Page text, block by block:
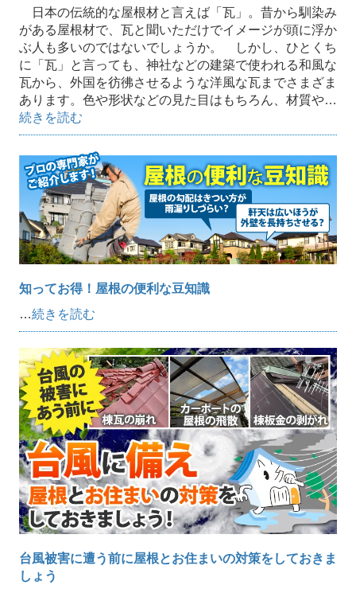
日本の伝統的な屋根材と言えば「瓦」。昔から馴染み
がある屋根材で、瓦と聞いただけでイメージが頭に浮か
ぶ人も多いのではないでしょうか。 しかし、ひとくち
に「瓦」と言っても、神社などの建築で使われる和風な
瓦から、外国を彷彿させるような洋風な瓦までさまざま
あります。色や形状などの見た目はもちろん、材質や…
続きを読む
知ってお得！屋根の便利な豆知識
…続きを読む
台風被害に遭う前に屋根とお住まいの対策をしておきま
しょう